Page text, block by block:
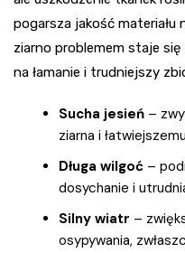
pogarsza jakość materiału
ziarno problemem staje
na łamanie i trudniejszy
Sucha jesień –
ziarna i
Długa wilgoć –
dosychanie i
Silny wiatr –
osypywania,